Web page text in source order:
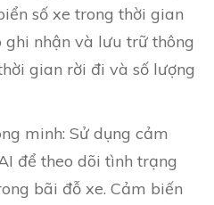
số xe trong thời gian
nhận và lưu trữ thông
gian rời đi và số lượng
minh: Sử dụng cảm
để theo dõi tình trạng
bãi đỗ xe. Cảm biến